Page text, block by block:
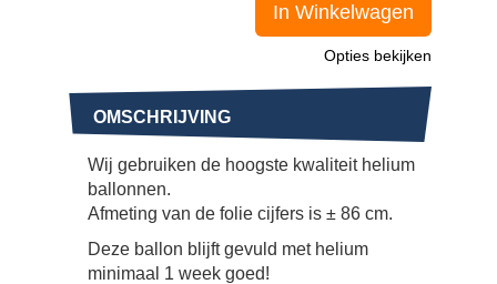
In Winkelwagen
Opties bekijken
OMSCHRIJVING
Wij gebruiken de hoogste kwaliteit helium
ballonnen.
Afmeting van de folie cijfers is ± 86 cm.
Deze ballon blijft gevuld met helium
minimaal 1 week goed!